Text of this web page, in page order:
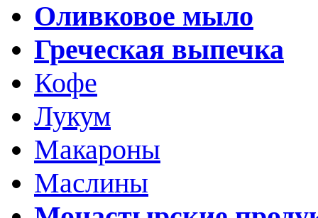
Оливковое мыло
Греческая выпечка
Кофе
Лукум
Макароны
Маслины